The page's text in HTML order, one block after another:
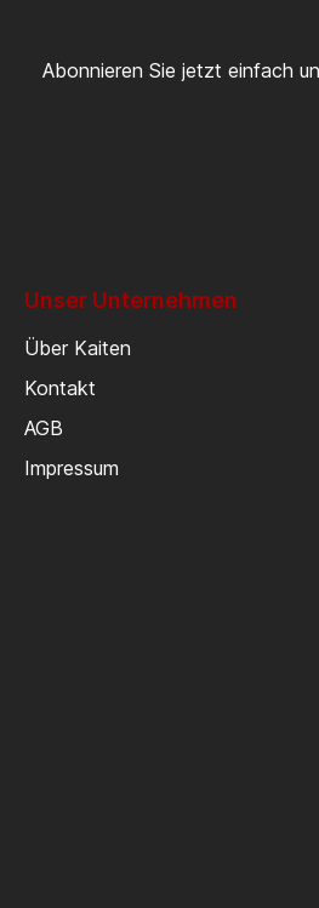
Abonnieren Sie jetzt einfach
Unser Unternehmen
Über Kaiten
Kontakt
AGB
Impressum